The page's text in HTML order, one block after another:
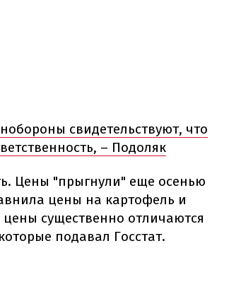
свидетельствуют, что
– Подоляк
Цены "прыгнули" еще осенью
цены на картофель и
существенно отличаются
подавал Госстат.